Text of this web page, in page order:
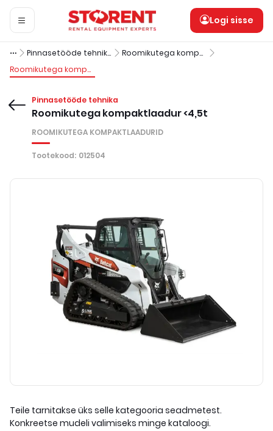
Logi sisse
Pinnasetööde tehnika
Roomikutega kompaktlaadurid
Roomikutega kompaktlaadur <4,5t
Pinnasetööde tehnika
Roomikutega kompaktlaadur <4,5t
ROOMIKUTEGA KOMPAKTLAADURID
Tootekood: 012504
Teile tarnitakse üks selle kategooria seadmetest.
Konkreetse mudeli valimiseks minge kataloogi.